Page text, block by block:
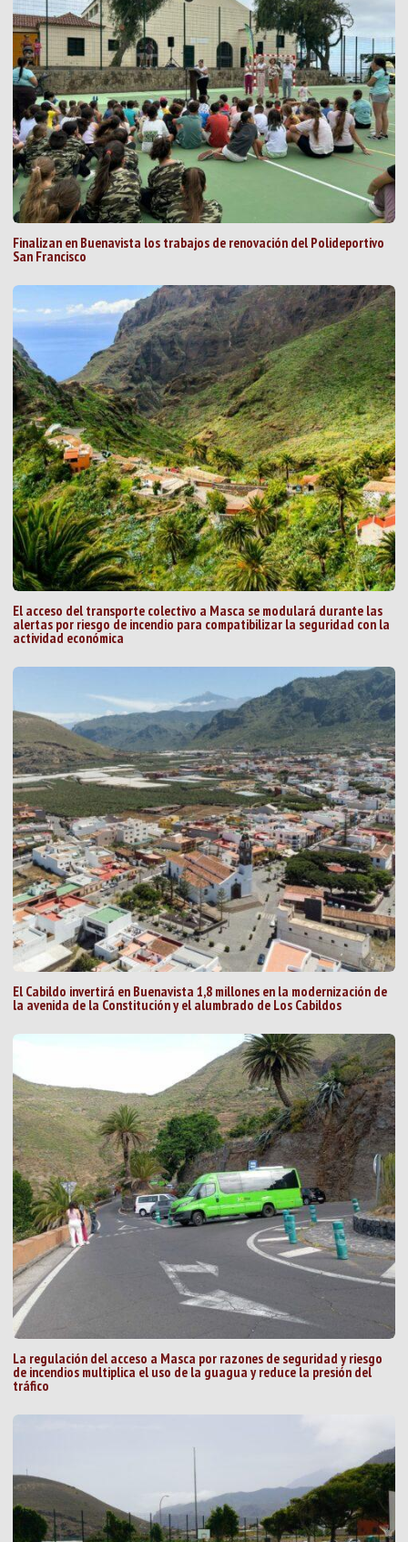
Finalizan en Buenavista los trabajos de renovación del Polideportivo
San Francisco
El acceso del transporte colectivo a Masca se modulará durante las
alertas por riesgo de incendio para compatibilizar la seguridad con la
actividad económica
El Cabildo invertirá en Buenavista 1,8 millones en la modernización de
la avenida de la Constitución y el alumbrado de Los Cabildos
La regulación del acceso a Masca por razones de seguridad y riesgo
de incendios multiplica el uso de la guagua y reduce la presión del
tráfico